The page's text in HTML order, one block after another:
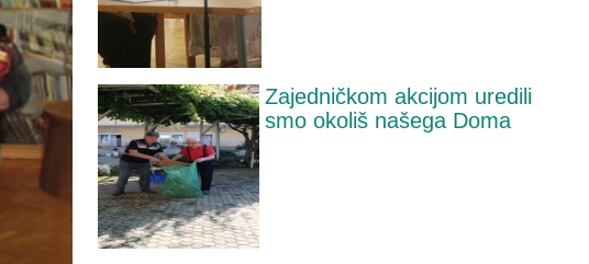
Zajedničkom akcijom uredili
smo okoliš našega Doma